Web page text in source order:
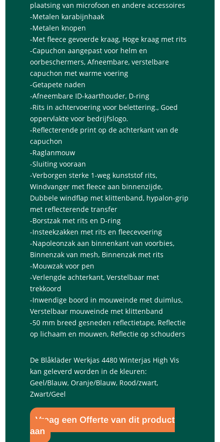
plaatsing van microfoon en andere accessoires
-Metalen karabijnhaak
-Metalen knopen
-Met fleece gevoerde kraag, Hoge kraag met rits
-Capuchon aangepast voor helm en
oorbeschermers, Afneembare, verstelbare
capuchon met warme voering
-Getapete naden
-Afneembare ID-kaarthouder, D-ring
-Rits in achtervoering voor belettering., Goed
oppervlakte voor bedrijfslogo.
-Reflecterende print op de achterkant van de
capuchon
-Raglanmouw
-Sluiting vooraan
-Verborgen sterke 1-weg kunststof rits,
Windvanger met fleece aan binnenzijde,
Dubbele windflap met klittenband, hypalon-grip
met reflecterende transfer
-Borstzak met rits en D-ring
-Insteekzakken met rits en fleecevoering
-Napoleonzak aan binnenkant van voorbies,
Binnenzak van mesh, Binnenzak met rits
-Mouwzak voor pen
-Verlengde achterkant, Verstelbaar met
trekkoord
-Inwendige boord in mouweinde met duimlus,
Verstelbaar mouweinde met klittenband
-50 mm breed gesneden reflectietape, Reflectie
op lichaam en mouwen, Reflectie op schouders
De Blåkläder Werkjas 4480 Winterjas High Vis
kan geleverd worden in de kleuren:
Geel/Blauw, Oranje/Blauw, Rood/zwart,
Zwart/Geel
Vraag een Offerte van dit product
aan